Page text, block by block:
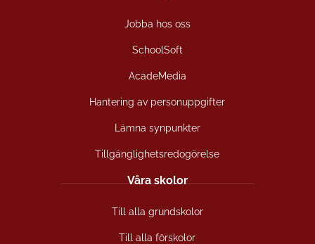
Jobba hos oss
SchoolSoft
AcadeMedia
Hantering av personuppgifter
Lämna synpunkter
Tillgänglighetsredogörelse
Våra skolor
Till alla grundskolor
Till alla förskolor